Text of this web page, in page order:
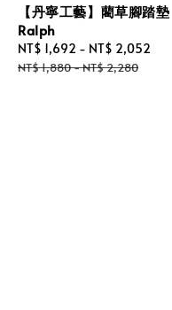
【丹寧工藝】藺草腳踏墊
Ralph
Sale
price
NT$ 1,692 - NT$ 2,052
NT$ 1,880-NT$ 2,280